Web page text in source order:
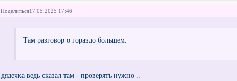
Поделиться17.05.2025 17:46
Там разговор о гораздо большем.
дядечка ведь сказал там - проверять нужно ..